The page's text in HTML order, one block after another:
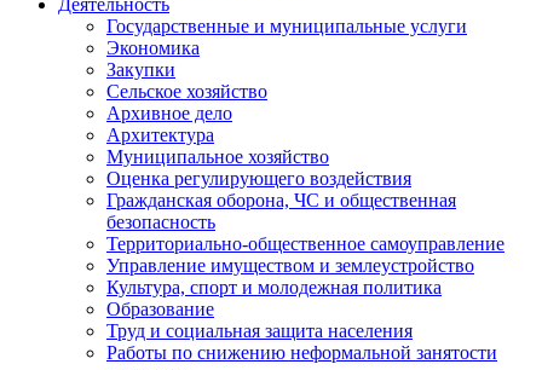
Деятельность
Государственные и муниципальные услуги
Экономика
Закупки
Сельское хозяйство
Архивное дело
Архитектура
Муниципальное хозяйство
Оценка регулирующего воздействия
Гражданская оборона, ЧС и общественная
безопасность
Территориально-общественное самоуправление
Управление имуществом и землеустройство
Культура, спорт и молодежная политика
Образование
Труд и социальная защита населения
Работы по снижению неформальной занятости